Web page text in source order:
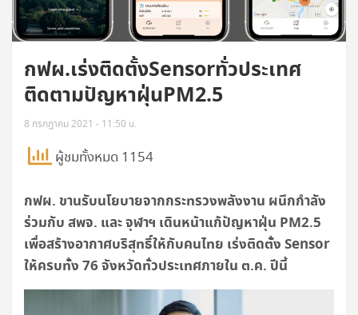
กฟผ.เร่งติดตั้งSensorทั่วประเทศ
ติดตามปัญหาฝุ่นPM2.5
8 กรกฎาคม 2021 - 11:50 น.
ผู้ชมทั้งหมด 1154
กฟผ. ขานรับนโยบายจากกระทรวงพลังงาน ผนึกกำลัง
ร่วมกับ สพจ. และ จุฬาฯ เดินหน้าแก้ปัญหาฝุ่น PM2.5
เพื่อสร้างอากาศบริสุทธิ์ให้กับคนไทย เร่งติดตั้ง Sensor
ให้ครบทั้ง 76 จังหวัดทั่วประเทศภายใน ต.ค. ปีนี้